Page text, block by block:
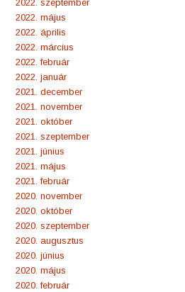
2022. szeptember
2022. május
2022. április
2022. március
2022. február
2022. január
2021. december
2021. november
2021. október
2021. szeptember
2021. június
2021. május
2021. február
2020. november
2020. október
2020. szeptember
2020. augusztus
2020. június
2020. május
2020. február